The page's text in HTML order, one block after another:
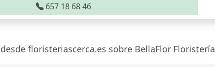
657 18 68 46
floristeriascerca.es sobre BellaFlor Floristería